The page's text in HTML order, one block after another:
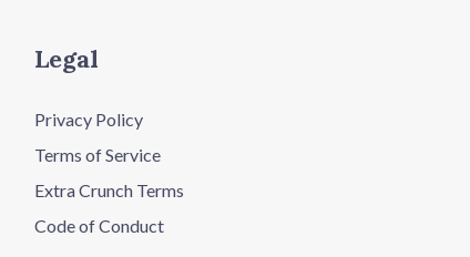
Legal
Privacy Policy
Terms of Service
Extra Crunch Terms
Code of Conduct